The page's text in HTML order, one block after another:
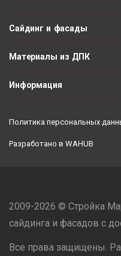
Сайдинг и фасады
Материалы из ДПК
Информация
Политика персональных
Разработано в WAHUB
2009-2026 © Стройка
сайдинга и фасадов с
Все права защищены.